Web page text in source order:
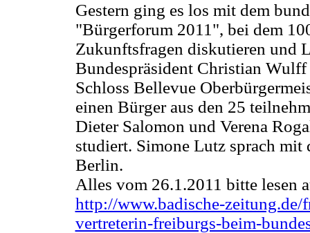
Gestern ging es los mit dem
"Bürgerforum 2011", bei dem
Zukunftsfragen diskutieren und
Bundespräsident Christian
Schloss Bellevue
einen Bürger aus den 25
Dieter Salomon und Verena
studiert. Simone Lutz sprach mit
Berlin.
Alles vom 26.1.2011 bitte lesen
http://www.badische-
vertreterin-freiburgs-beim-